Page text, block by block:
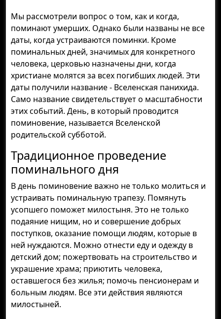
Мы рассмотрели вопрос о том, как и когда,
поминают умерших. Однако были названы не все
даты, когда устраиваются поминки. Кроме
поминальных дней, значимых для конкретного
человека, церковью назначены дни, когда
христиане молятся за всех погибших людей. Эти
даты получили название - Вселенская панихида.
Само название свидетельствует о масштабности
этих событий. День, в который проводится
поминовение, называется Вселенской
родительской субботой.
Традиционное проведение
поминального дня
В день поминовение важно не только молиться и
устраивать поминальную трапезу. Помянуть
усопшего поможет милостыня. Это не только
подаяние нищим, но и совершение добрых
поступков, оказание помощи людям, которые в
ней нуждаются. Можно отнести еду и одежду в
детский дом; пожертвовать на строительство и
украшение храма; приютить человека,
оставшегося без жилья; помочь пенсионерам и
больным людям. Все эти действия являются
милостыней.